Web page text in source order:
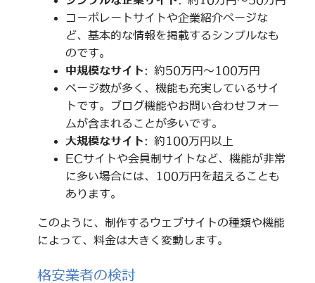
コーポレートサイトや企業紹介ページな
ど、基本的な情報を掲載するシンプルなも
のです。
中規模なサイト: 約50万円～100万円
ページ数が多く、機能も充実しているサイ
トです。ブログ機能やお問い合わせフォー
ムが含まれることが多いです。
大規模なサイト: 約100万円以上
ECサイトや会員制サイトなど、機能が非常
に多い場合には、100万円を超えることも
あります。
このように、制作するウェブサイトの種類や機能
によって、料金は大きく変動します。
格安業者の検討